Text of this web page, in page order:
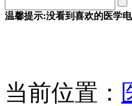
温馨提示:没看到喜欢的医学
当前位置：